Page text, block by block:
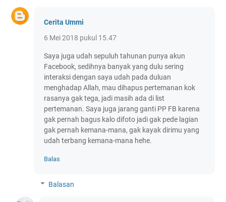
Cerita Ummi
6 Mei 2018 pukul 15.47
Saya juga udah sepuluh tahunan punya akun
Facebook, sedihnya banyak yang dulu sering
interaksi dengan saya udah pada duluan
menghadap Allah, mau dihapus pertemanan kok
rasanya gak tega, jadi masih ada di list
pertemanan. Saya juga jarang ganti PP FB karena
gak pernah bagus kalo difoto jadi gak pede lagian
gak pernah kemana-mana, gak kayak dirimu yang
udah terbang kemana-mana hehe.
Balas
Balasan